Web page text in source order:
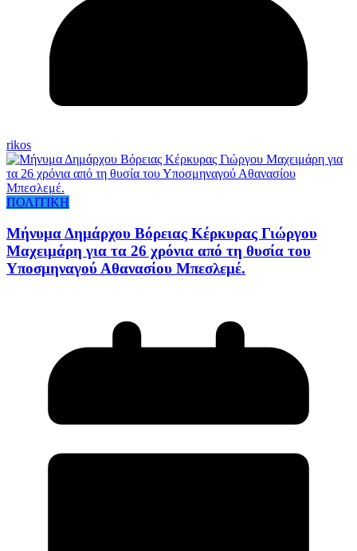
rikos
ΠΟΛΙΤΙΚΗ
Μήνυμα Δημάρχου Βόρειας Κέρκυρας Γιώργου
Μαχειμάρη για τα 26 χρόνια από τη θυσία του
Υποσμηναγού Αθανασίου Μπεσλεμέ.